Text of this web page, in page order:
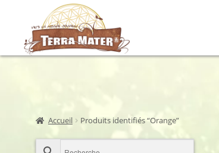
Aller
à
la
Aller
au
contenu
Accueil Produits identifiés “Orange”